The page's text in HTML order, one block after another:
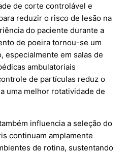
de corte controlável e
reduzir o risco de lesão na
do paciente durante a
de poeira tornou-se um
especialmente em salas de
ambulatoriais
de partículas reduz o
uma melhor rotatividade de
influencia a seleção do
continuam amplamente
de rotina, sustentando